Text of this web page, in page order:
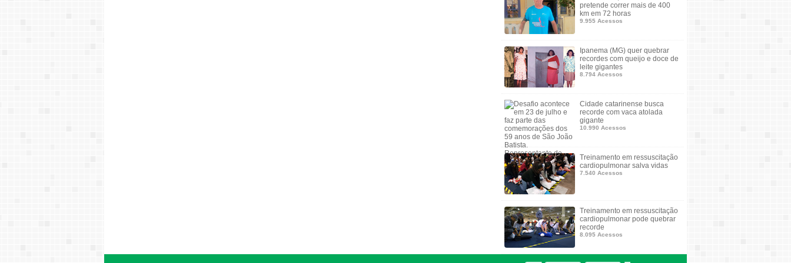
pretende correr mais de 400
km em 72 horas
9.955 Acessos
Ipanema (MG) quer quebrar
recordes com queijo e doce de
leite gigantes
8.794 Acessos
Cidade catarinense busca
recorde com vaca atolada
gigante
10.990 Acessos
Treinamento em ressuscitação
cardiopulmonar salva vidas
7.540 Acessos
Treinamento em ressuscitação
cardiopulmonar pode quebrar
recorde
8.095 Acessos